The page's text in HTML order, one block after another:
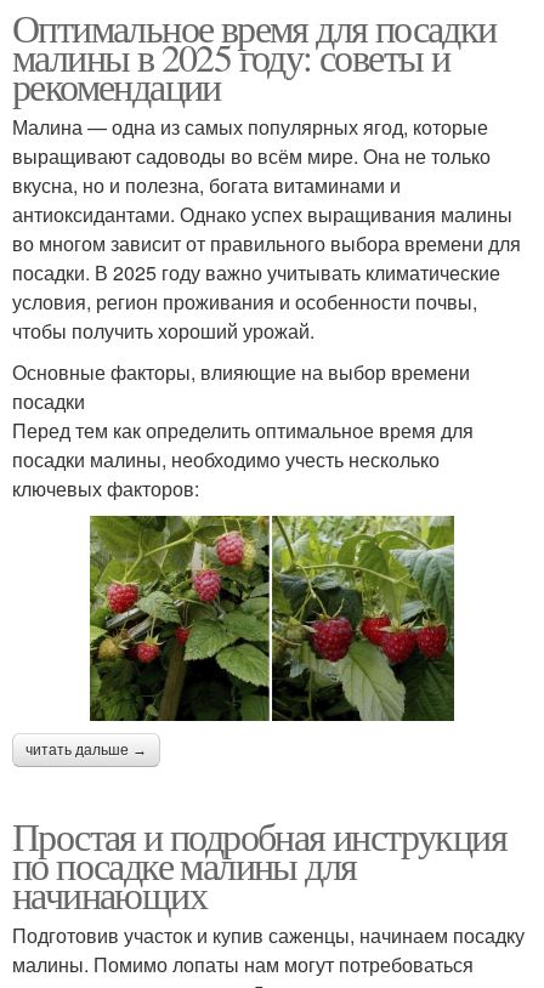
Оптимальное время для посадки
малины в 2025 году: советы и
рекомендации
Малина — одна из самых популярных ягод, которые
выращивают садоводы во всём мире. Она не только
вкусна, но и полезна, богата витаминами и
антиоксидантами. Однако успех выращивания малины
во многом зависит от правильного выбора времени для
посадки. В 2025 году важно учитывать климатические
условия, регион проживания и особенности почвы,
чтобы получить хороший урожай.
Основные факторы, влияющие на выбор времени
посадки
Перед тем как определить оптимальное время для
посадки малины, необходимо учесть несколько
ключевых факторов:
читать дальше →
Простая и подробная инструкция
по посадке малины для
начинающих
Подготовив участок и купив саженцы, начинаем посадку
малины. Помимо лопаты нам могут потребоваться